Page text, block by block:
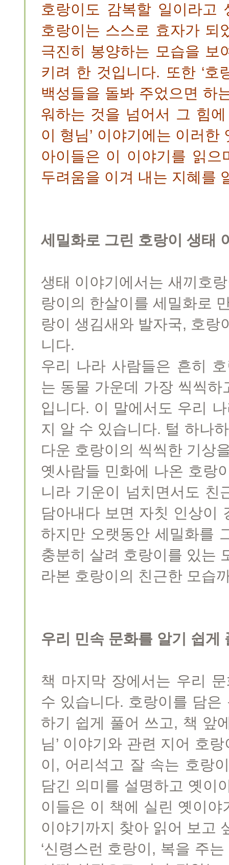
호랑이도 감복할 일이라고
호랑이는 스스로 효자가 되
극진히 봉양하는 모습을 보
키려 한 것입니다. 또한 ‘호
백성들을 돌봐 주었으면 하
워하는 것을 넘어서 그 힘
이 형님’ 이야기에는 이러
아이들은 이 이야기를 읽
두려움을 이겨 내는 지혜를
세밀화로 그린 호랑이 생태
생태 이야기에서는 새끼호
랑이의 한살이를 세밀화로
랑이 생김새와 발자국, 호랑
니다.
우리 나라 사람들은 흔히
는 동물 가운데 가장 씩씩
입니다. 이 말에서도 우리
지 알 수 있습니다. 털 하나
다운 호랑이의 씩씩한 기상
옛사람들 민화에 나온 호랑
니라 기운이 넘치면서도 친
담아내다 보면 자칫 인상이
하지만 오랫동안 세밀화를
충분히 살려 호랑이를 있는
라본 호랑이의 친근한 모습
우리 민속 문화를 알기 쉽게
책 마지막 장에서는 우리
수 있습니다. 호랑이를 담
하기 쉽게 풀어 쓰고, 책 앞
님’ 이야기와 관련 지어 호
이, 어리석고 잘 속는 호랑
담긴 의미를 설명하고 옛이
이들은 이 책에 실린 옛이
이야기까지 찾아 읽어 보고
‘신령스런 호랑이, 복을 주